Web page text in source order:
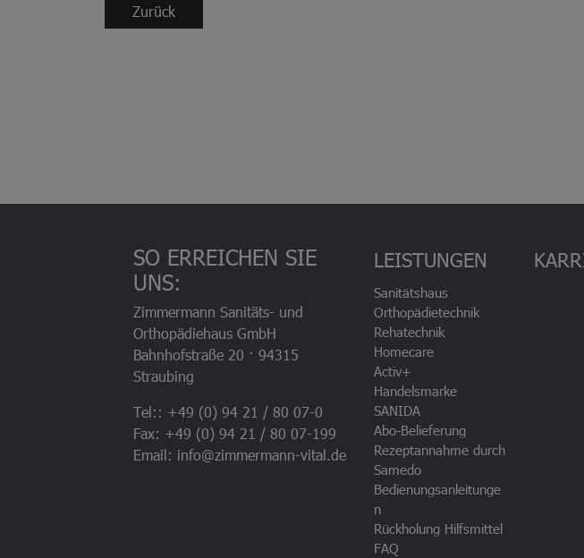
Zurück
SO ERREICHEN SIE
UNS:
Zimmermann Sanitäts- und
Orthopädiehaus GmbH
Bahnhofstraße 20 · 94315
Straubing
Tel:: +49 (0) 94 21 / 80 07-0
Fax: +49 (0) 94 21 / 80 07-199
Email: info@zimmermann-vital.de
LEISTUNGEN
Sanitätshaus
Orthopädietechnik
Rehatechnik
Homecare
Activ+
Handelsmarke
SANIDA
Abo-Belieferung
Rezeptannahme durch
Samedo
Bedienungsanleitunge
n
Rückholung Hilfsmittel
FAQ